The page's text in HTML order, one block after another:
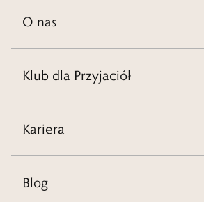
O nas
Klub dla Przyjaciół
Kariera
Blog